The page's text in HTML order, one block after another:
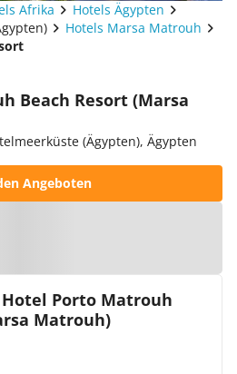
Afrika
Hotels Ägypten
Hotels Marsa Matrouh
Beach Resort (Marsa
(Ägypten), Ägypten
Angeboten
Porto Matrouh
Matrouh)